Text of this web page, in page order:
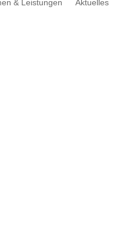
& Leistungen Aktuelles